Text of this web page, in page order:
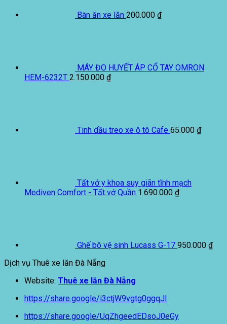
Bàn ăn xe lăn 200.000 ₫
MÁY ĐO HUYẾT ÁP CỔ TAY OMRON
HEM-6232T 2.150.000 ₫
Tinh dầu treo xe ô tô Cafe 65.000 ₫
Tất vớ y khoa suy giãn tĩnh mạch
Mediven Comfort - Tất vớ Quần 1.690.000 ₫
Ghế bô vệ sinh Lucass G-17 950.000 ₫
Dịch vụ Thuê xe lăn Đà Nẵng
Website: Thuê xe lăn Đà Nẵng
https://share.google/i3ctjW9vgtg0ggqJl
https://share.google/UqZhgeedEDsoJ0eGy